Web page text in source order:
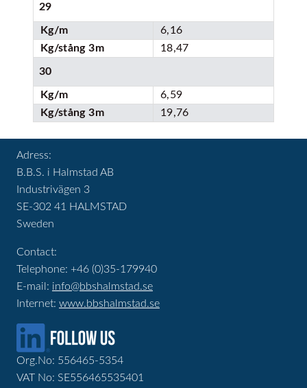
29
Kg/m
6,16
Kg/stång 3m
18,47
30
Kg/m
6,59
Kg/stång 3m
19,76
Adress:
B.B.S. i Halmstad AB
Industrivägen 3
SE-302 41 HALMSTAD
Sweden
Contact:
Telephone: +46 (0)35-179940
E-mail: info@bbshalmstad.se
Internet: www.bbshalmstad.se
Org.No: 556465-5354
VAT No: SE556465535401